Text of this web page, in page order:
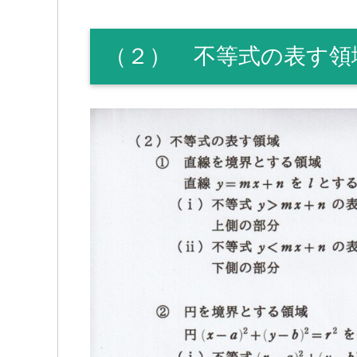
（２） 不等式の表す領